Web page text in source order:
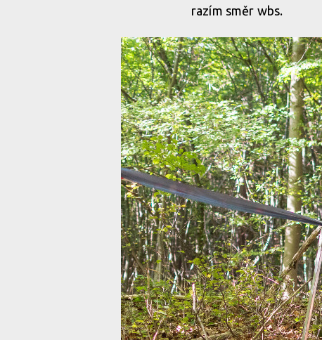
razím směr wbs.